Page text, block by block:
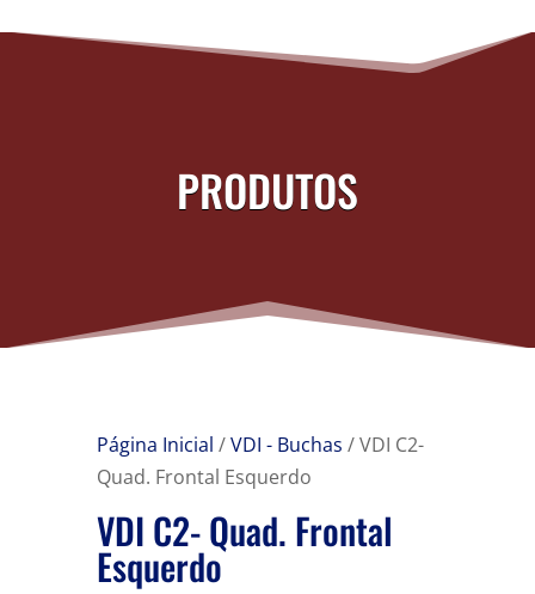
PRODUTOS
Página Inicial /VDI - Buchas / VDI C2-
Quad. Frontal Esquerdo
VDI C2- Quad. Frontal
Esquerdo